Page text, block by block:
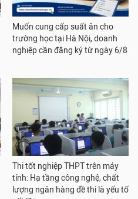
Muốn cung cấp suất ăn cho
trường học tại Hà Nội, doanh
nghiệp cần đăng ký từ ngày 6/8
Thi tốt nghiệp THPT trên máy
tính: Hạ tầng công nghệ, chất
lượng ngân hàng đề thi là yếu tố